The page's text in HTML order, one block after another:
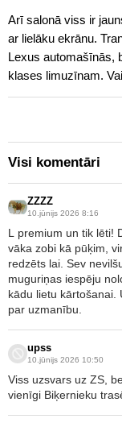
Arī salonā viss ir
ar lielāku ekrānu.
Lexus automašīnās,
klases limuzīnam.
Visi komentāri
ZZZZ
10.jūnijs 2026 8:16
L premium un tik lēti!
vāka zobi kā pūķim,
redzēts lai. Sev
muguriņas iespēju
kādu lietu kārtošanai.
par uzmanību.
upss
10.jūnijs 2026 10:50
Viss uzsvars uz ZS,
vienīgi Biķernieku